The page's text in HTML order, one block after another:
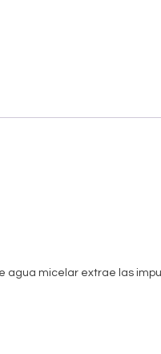
agua micelar extrae las